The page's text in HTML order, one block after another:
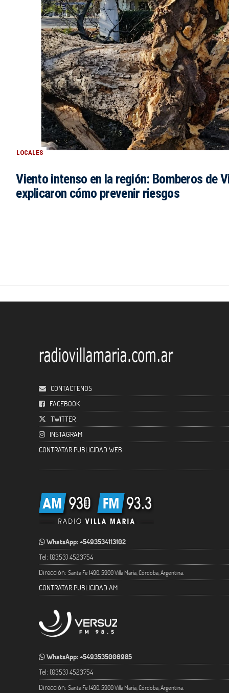
LOCALES
Viento intenso en la región: Bomberos de
explicaron cómo prevenir riesgos
CONTACTENOS
FACEBOOK
TWITTER
INSTAGRAM
CONTRATAR PUBLICIDAD WEB
WhatsApp: +5493534113102
Tel: (0353) 4523754
Dirección: Santa Fe 1490. 5900 Villa María, Córdoba, Argentina.
CONTRATAR PUBLICIDAD AM
WhatsApp: +5493535006985
Tel: (0353) 4523754
Dirección: Santa Fe 1490. 5900 Villa María, Córdoba, Argentina.